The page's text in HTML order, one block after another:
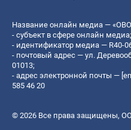
Название онлайн медиа —
- субъект в сфере онлайн медиа;
- идентификатор медиа — R40-
- почтовый адрес — ул.
01013;
- адрес электронной почты —
585 46 20
© 2026 Все права защищены,